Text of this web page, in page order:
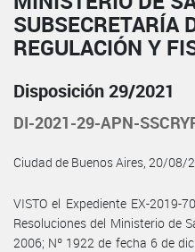
SUBSECRETARÍA
REGULACIÓN Y
Disposición 29/2021
DI-2021-29-APN-
Ciudad de Buenos Aires, 20/08/
VISTO el Expediente EX-2019-
Resoluciones del Ministerio de
2006; Nº 1922 de fecha 6 de